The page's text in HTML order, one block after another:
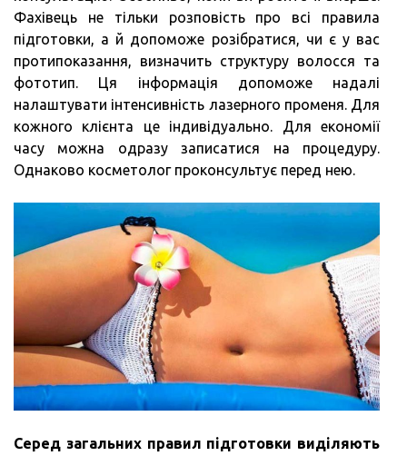
Фахівець не тільки розповість про всі правила
підготовки, а й допоможе розібратися, чи є у вас
протипоказання, визначить структуру волосся та
фототип. Ця інформація допоможе надалі
налаштувати інтенсивність лазерного променя. Для
кожного клієнта це індивідуально. Для економії
часу можна одразу записатися на процедуру.
Однаково косметолог проконсультує перед нею.
Серед загальних правил підготовки виділяють